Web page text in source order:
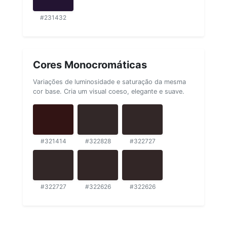
#231432
Cores Monocromáticas
Variações de luminosidade e saturação da mesma
cor base. Cria um visual coeso, elegante e suave.
#321414 #322828 #322727
#322727 #322626 #322626